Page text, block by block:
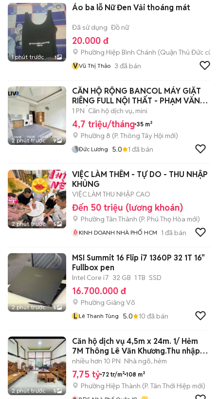
1 phút trước 1
Áo ba lỗ Nữ Đen Vải thoáng mát
Đã sử dụng Đồ nữ
20.000 đ
Phường Hiệp Bình Chánh (Quận Thủ Đức cũ)
VVũ Thị Thảo 3 đã bán
2 phút trước 9
CĂN HỘ RỘNG BANCOL MÁY GIẶT
RIÊNG FULL NỘI THẤT - PHẠM VĂN
CHIÊU
1 PN Căn hộ dịch vụ, mini
4,7 triệu/tháng 35 m²
Phường 8 (P. Thông Tây Hội mới)
Đức Lương 5.0 1 đã bán
2 phút trước 5
VIỆC LÀM THÊM - TỰ DO - THU NHẬP
KHỦNG
VIỆC LÀM THU NHẬP CAO
Đến 50 triệu (lương khoán)
Phường Tân Thành (P. Phú Thọ Hòa mới)
KINH DOANH NHÀ PHỐ HCM 1 đã bán
2 phút trước 5
MSI Summit 16 Flip i7 1360P 32 1T 16"
Fullbox pen
Intel Core i7 32 GB 1 TB SSD
16.700.000 đ
Phường Giảng Võ
L Lê Thanh Tùng 5.0 10 đã bán
2 phút trước 5
Căn hộ dịch vụ 4,5m x 24m. 1/ Hẻm
7M Thông Lê Văn Khương.Thu nhập
30tr
nhiều hơn 10 PN Nhà ngõ, hẻm
7,75 tỷ 72 tr/m² 108 m²
Phường Hiệp Thành (P. Tân Thới Hiệp mới)